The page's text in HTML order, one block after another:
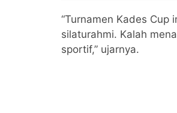
“Turnamen Kades
silaturahmi. Kalah
sportif,” ujarnya.